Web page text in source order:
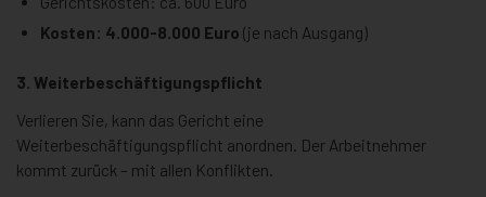
Kosten: 4.000-8.000 Euro (je nach Ausgang)
3. Weiterbeschäftigungspflicht
Verlieren Sie, kann das Gericht eine
Weiterbeschäftigungspflicht anordnen. Der Arbeitnehmer
kommt zurück – mit allen Konflikten.